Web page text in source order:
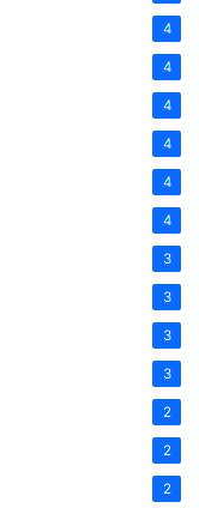
4
4
4
4
4
4
3
3
3
3
2
2
2